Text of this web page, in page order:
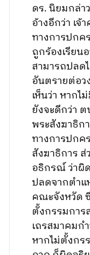
ดร. นิยมกล่
อ้างอีกว่า เ
ทางการปกค
ถูกร้องเรียน
สามารถปลด
อันตรายต่อว
เห็นว่า หาก
ยังจะดีกว่า ต
พระสังฆาธิก
ทางการปกค
สังฆาธิการ
อธิกรณ์ ว่าผิ
ปลดจากตำแ
คณะจังหวัด
ตั้งกรรมการ
เถรสมาคมก
หากไม่ตั้งกร